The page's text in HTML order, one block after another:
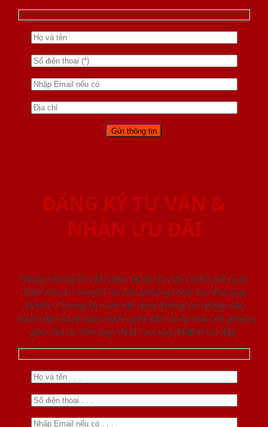
ĐĂNG KÝ TƯ VẤN &
NHẬN ƯU ĐÃI
Nhập thông tin để nhận được tư vấn miễn phí qua
điện thoại / email/ tại văn phòng hoặc tại nhà quý
khách. Chúng tôi cam kết mọi thông tin nhập vào
dưới đây được bảo mật tuyệt đối cũng như chỉ phục vụ
yêu cầu tư vấn duy nhất của quý khách tại đây.